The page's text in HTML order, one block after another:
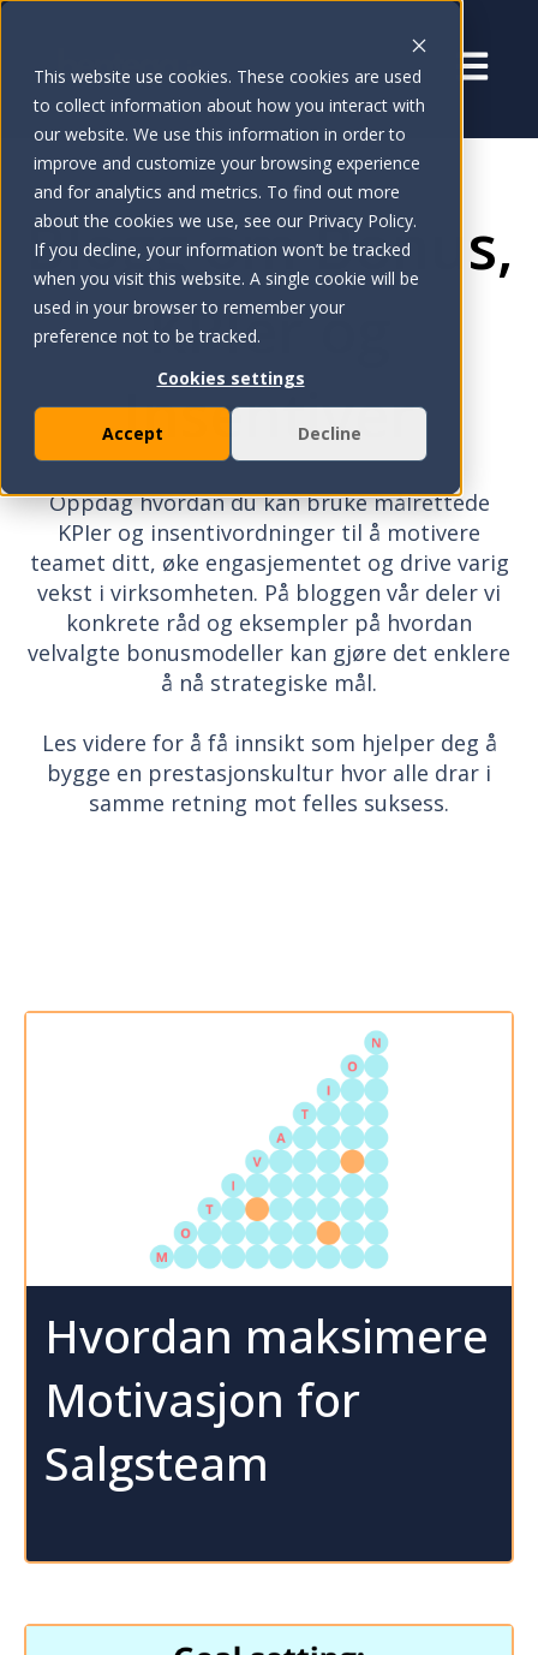
This website use cookies. These cookies are used
to collect information about how you interact with
our website. We use this information in order to
improve and customize your browsing experience
and for analytics and metrics. To find out more
about the cookies we use, see our Privacy Policy.
If you decline, your information won’t be tracked
when you visit this website. A single cookie will be
used in your browser to remember your
preference not to be tracked.
Cookies settings
Accept Decline
Åpne
Blogg om Bonus,
KPIer og
Insentiver
Oppdag hvordan du kan bruke målrettede
KPIer og insentivordninger til å motivere
teamet ditt, øke engasjementet og drive varig
vekst i virksomheten. På bloggen vår deler vi
konkrete råd og eksempler på hvordan
velvalgte bonusmodeller kan gjøre det enklere
å nå strategiske mål.
Les videre for å få innsikt som hjelper deg å
bygge en prestasjonskultur hvor alle drar i
samme retning mot felles suksess.
Hvordan maksimere
Motivasjon for
Salgsteam